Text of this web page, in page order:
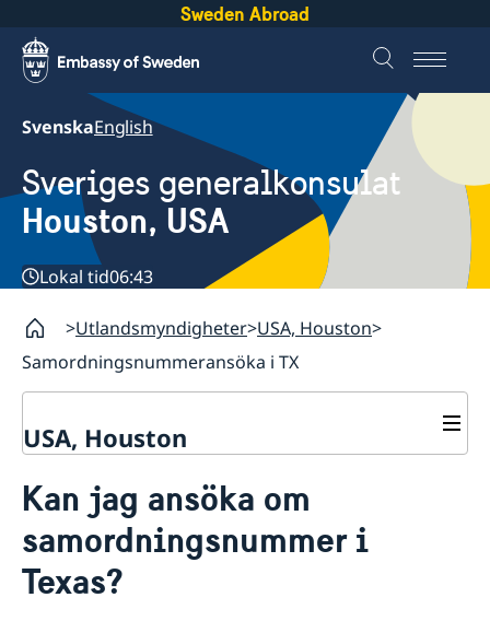
Sweden Abroad
SvenskaEnglish
Sveriges generalkonsulat
Houston, USA
Lokal tid06:43
Utlandsmyndigheter USA, Houston
Samordningsnummeransöka i TX
USA, Houston
Om oss
Lediga tjänster
Dataskyddspolicy (GDPR)
Så stöttar vi svenska företag
Vi är en resurs för svenska företag
Team Sweden
Aktuellt
Kan jag ansöka om
samordningsnummer i
Texas?